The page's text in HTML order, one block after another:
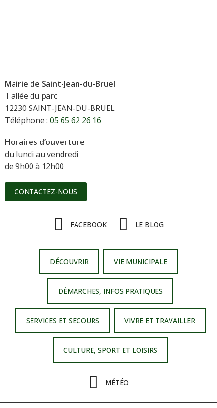
Mairie de Saint-Jean-du-Bruel
1 allée du parc
12230 SAINT-JEAN-DU-BRUEL
Téléphone : 05 65 62 26 16
Horaires d’ouverture
du lundi au vendredi
de 9h00 à 12h00
CONTACTEZ-NOUS
FACEBOOK LE BLOG
DÉCOUVRIR VIE MUNICIPALE
DÉMARCHES, INFOS PRATIQUES
SERVICES ET SECOURS VIVRE ET TRAVAILLER
CULTURE, SPORT ET LOISIRS
MÉTÉO